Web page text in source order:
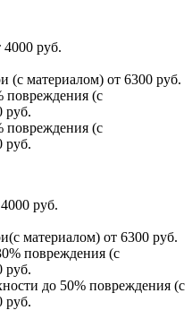
руб.
(с материалом) от 6300 руб.
повреждения (с
руб.
повреждения (с
руб.
руб.
материалом) от 6300 руб.
повреждения (с
руб.
до 50% повреждения (с
руб.